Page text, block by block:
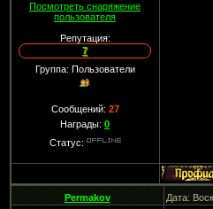
Посмотреть снаряжение
пользователя
Репутация:
7
Группа: Пользователи
Сообщений: 27
Награды: 0
Статус:
Permakov Дата: